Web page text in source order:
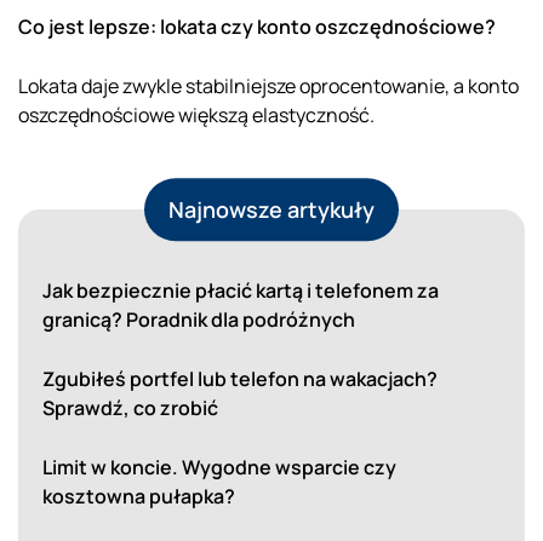
Co jest lepsze: lokata czy konto oszczędnościowe?
Lokata daje zwykle stabilniejsze oprocentowanie, a konto
oszczędnościowe większą elastyczność.
Najnowsze artykuły
Jak bezpiecznie płacić kartą i telefonem za
granicą? Poradnik dla podróżnych
Zgubiłeś portfel lub telefon na wakacjach?
Sprawdź, co zrobić
Limit w koncie. Wygodne wsparcie czy
kosztowna pułapka?